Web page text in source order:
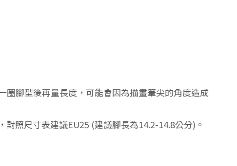
圈腳型後再量長度，可能會因為描畫筆尖的角度造成
照尺寸表建議EU25 (建議腳長為14.2-14.8公分)。